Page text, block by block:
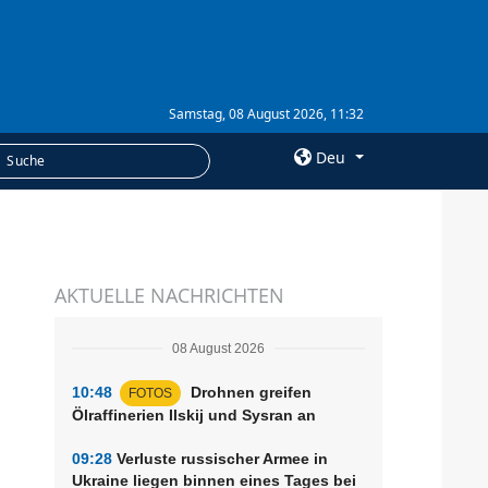
Samstag, 08 August 2026, 11:32
Deu
Abonnement
AKTUELLE NACHRICHTEN
08 August 2026
10:48 FOTOS
Drohnen greifen
Ölraffinerien Ilskij und Sysran an
09:28 Verluste russischer Armee in
Ukraine liegen binnen eines Tages bei